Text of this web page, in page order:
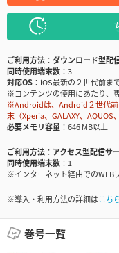
ご利用方法
ダウンロード型配
同時使用端末数
3
対応OS
iOS最新の２世代前ま
※コンテンツの使用にあたり、
※Androidは、Android２世代前
末（Xperia、GALAXY、
必要メモリ容量
646 MB以上
ご利用方法
アクセス型配信サ
同時使用端末数
1
※インターネット経由でのWEB
※導入・利用方法の詳細はこち
巻号一覧